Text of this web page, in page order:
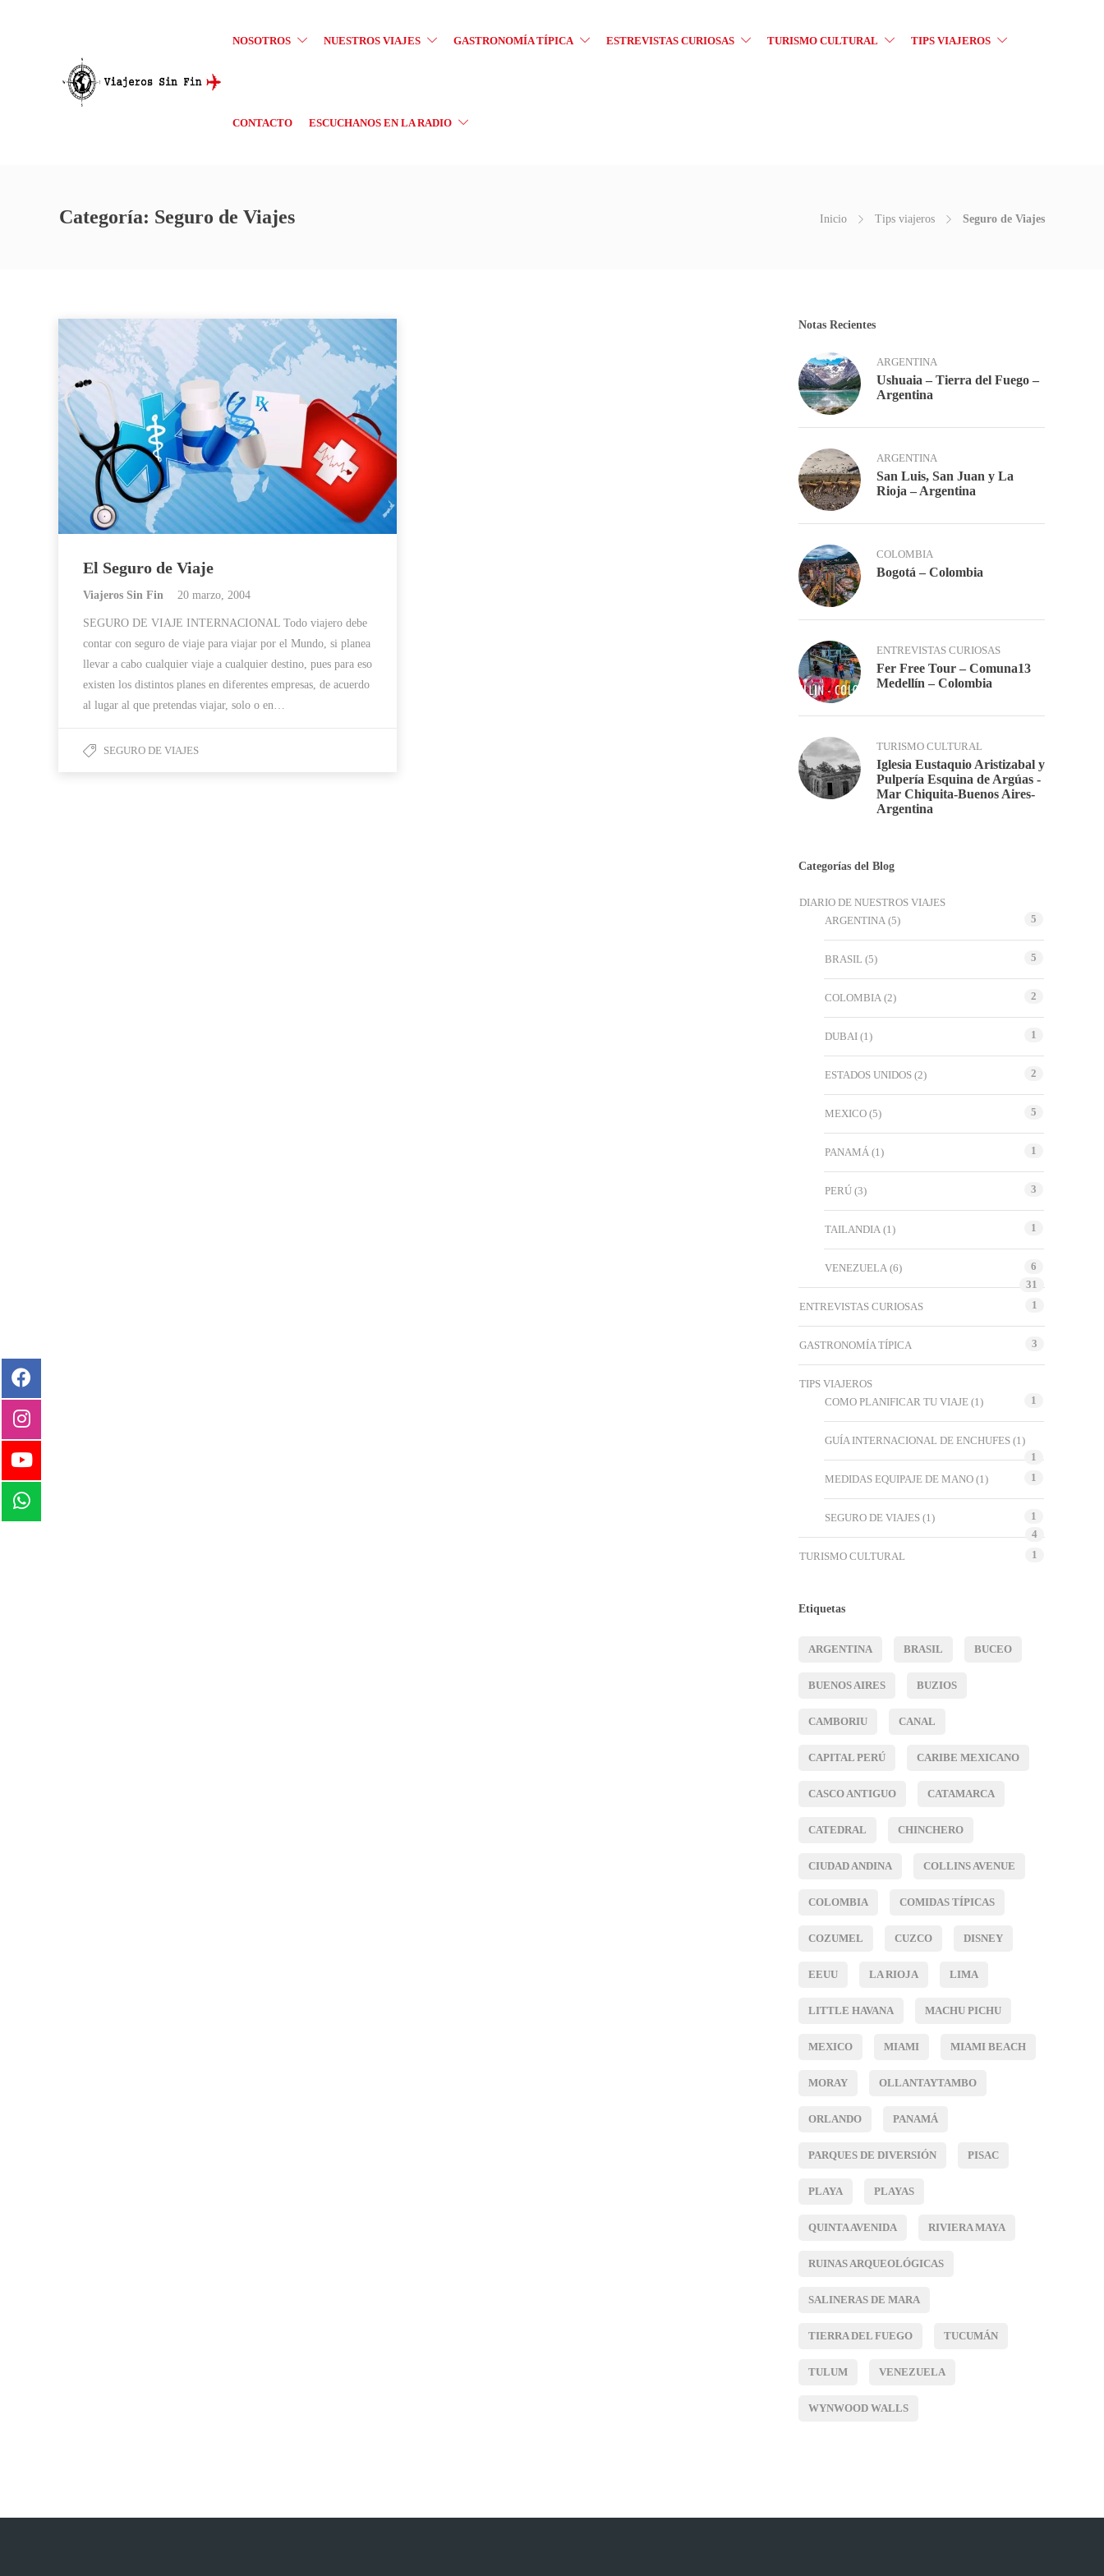
NOSOTROS NUESTROS VIAJES GASTRONOMÍA TÍPICA ESTREVISTAS CURIOSAS TURISMO CULTURAL TIPS VIAJEROS
CONTACTO ESCUCHANOS EN LA RADIO
Categoría: Seguro de Viajes Inicio Tips viajeros Seguro de Viajes
El Seguro de Viaje
Viajeros Sin Fin 20 marzo, 2004
SEGURO DE VIAJE INTERNACIONAL Todo viajero debe
contar con seguro de viaje para viajar por el Mundo, si planea
llevar a cabo cualquier viaje a cualquier destino, pues para eso
existen los distintos planes en diferentes empresas, de acuerdo
al lugar al que pretendas viajar, solo o en…
SEGURO DE VIAJES
Notas Recientes
ARGENTINA
Ushuaia – Tierra del Fuego –
Argentina
ARGENTINA
San Luis, San Juan y La
Rioja – Argentina
COLOMBIA
Bogotá – Colombia
ENTREVISTAS CURIOSAS
Fer Free Tour – Comuna13
Medellín – Colombia
TURISMO CULTURAL
Iglesia Eustaquio Aristizabal y
Pulpería Esquina de Argúas -
Mar Chiquita-Buenos Aires-
Argentina
Categorías del Blog
DIARIO DE NUESTROS VIAJES
ARGENTINA (5) 5
BRASIL (5) 5
COLOMBIA (2) 2
DUBAI (1) 1
ESTADOS UNIDOS (2) 2
MEXICO (5) 5
PANAMÁ (1) 1
PERÚ (3) 3
TAILANDIA (1) 1
VENEZUELA (6)
6
31
ENTREVISTAS CURIOSAS
1
GASTRONOMÍA TÍPICA 3
TIPS VIAJEROS
COMO PLANIFICAR TU VIAJE (1) 1
GUÍA INTERNACIONAL DE ENCHUFES (1)
1
MEDIDAS EQUIPAJE DE MANO (1) 1
SEGURO DE VIAJES (1)
1
4
TURISMO CULTURAL
1
Etiquetas
ARGENTINA BRASIL BUCEO
BUENOS AIRES BUZIOS
CAMBORIU CANAL
CAPITAL PERÚ CARIBE MEXICANO
CASCO ANTIGUO CATAMARCA
CATEDRAL CHINCHERO
CIUDAD ANDINA COLLINS AVENUE
COLOMBIA COMIDAS TÍPICAS
COZUMEL CUZCO DISNEY
EEUU LA RIOJA LIMA
LITTLE HAVANA MACHU PICHU
MEXICO MIAMI MIAMI BEACH
MORAY OLLANTAYTAMBO
ORLANDO PANAMÁ
PARQUES DE DIVERSIÓN PISAC
PLAYA PLAYAS
QUINTA AVENIDA RIVIERA MAYA
RUINAS ARQUEOLÓGICAS
SALINERAS DE MARA
TIERRA DEL FUEGO TUCUMÁN
TULUM VENEZUELA
WYNWOOD WALLS